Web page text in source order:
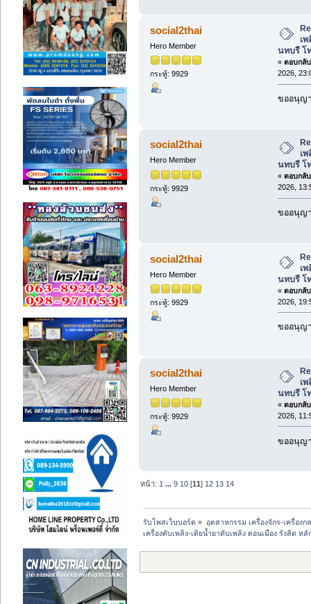
social2thai
Hero Member
กระทู้: 9929
เ
นทบรี โ
« ตอบกลั
2026,
ขออนุญ
social2thai
Hero Member
กระทู้: 9929
เ
นทบรี โ
« ตอบกลั
2026,
ขออนุญ
social2thai
Hero Member
กระทู้: 9929
เ
นทบรี โ
« ตอบกลั
2026,
ขออนุญ
social2thai
Hero Member
กระทู้: 9929
เ
นทบรี โ
« ตอบกลั
2026,
ขออนุญ
หน้า: 1 ...9 10 [11] 12 13 14
รับโพสเว็บบอร์ด » อุตสาหกรรม เครื่องจักร-เครื่อง
เครื่องดับเพลิง-เติยน้ำยาดับเพลิง ดอนเมือง รังสิต ห